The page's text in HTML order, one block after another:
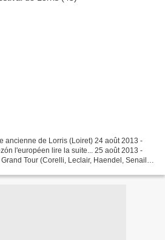
ancienne de Lorris (Loiret) 24 août 2013 -
l'européen lire la suite... 25 août 2013 -
Tour (Corelli, Leclair, Haendel, Senaillé,